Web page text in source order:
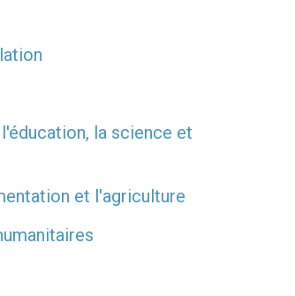
la science et
et l'agriculture